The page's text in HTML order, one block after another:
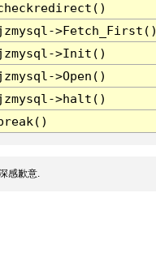
>Init()
>Open()
>halt()
感歉意.